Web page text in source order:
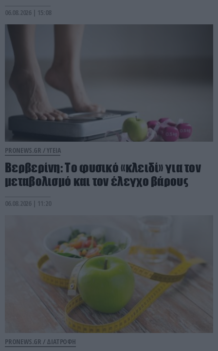
06.08.2026 | 15:08
PRONEWS.GR /ΥΓΕΙΑ
Βερβερίνη: Το φυσικό «κλειδί» για τον
μεταβολισμό και τον έλεγχο βάρους
06.08.2026 | 11:20
PRONEWS.GR / ΔΙΑΤΡΟΦΗ